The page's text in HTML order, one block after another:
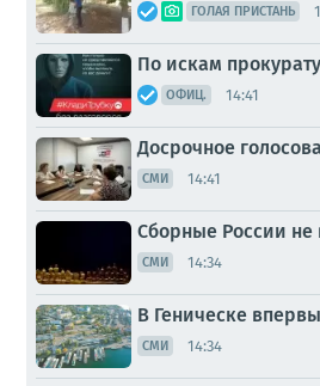
ГОЛАЯ ПРИСТАНЬ
По искам
ОФИЦ. 14:41
Досрочное
СМИ 14:41
Сборные России не
СМИ 14:34
В Геническе
СМИ 14:34